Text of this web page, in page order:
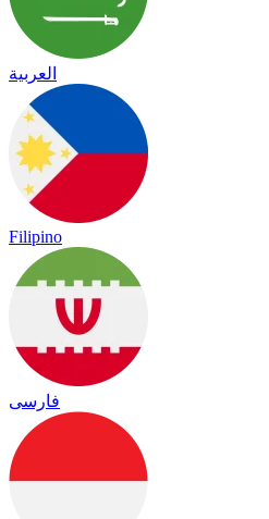
العربية
Filipino
فارسی